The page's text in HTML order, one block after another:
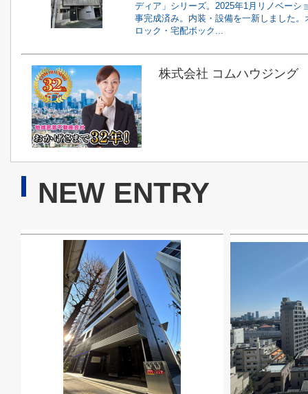
ディア」シリーズ。2025年1月リノベーシ
事完成済み。内装・設備を一新しました。
ロック・宅配ボック...
株式会社 コムハウジング
NEW ENTRY